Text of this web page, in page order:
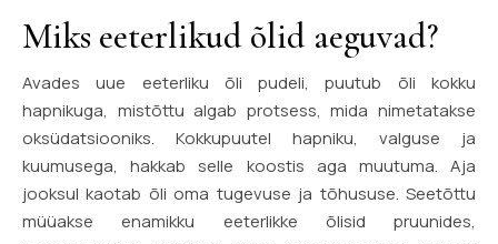
Miks eeterlikud õlid aeguvad?
Avades uue eeterliku õli pudeli, puutub õli kokku
hapnikuga, mistõttu algab protsess, mida nimetatakse
oksüdatsiooniks. Kokkupuutel hapniku, valguse ja
kuumusega, hakkab selle koostis aga muutuma. Aja
jooksul kaotab õli oma tugevuse ja tõhususe. Seetõttu
müüakse enamikku eeterlikke õlisid pruunides,